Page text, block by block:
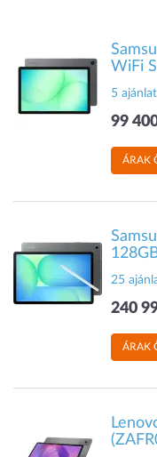
WiFi
5 ajánlat
99
ÁRAK
25
240
ÁRAK